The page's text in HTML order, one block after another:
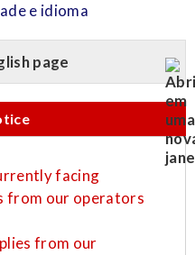
e idioma
page
facing
from our operators
from our